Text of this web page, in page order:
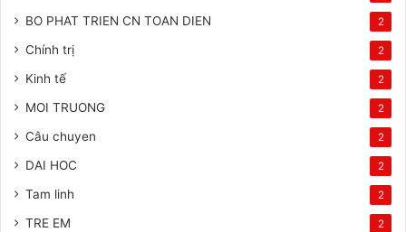
BO PHAT TRIEN CN TOAN DIEN 2
Chính trị 2
Kinh tế 2
MOI TRUONG 2
Câu chuyen 2
DAI HOC 2
Tam linh 2
TRE EM 2